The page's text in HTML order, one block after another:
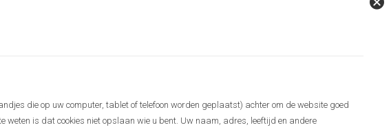
voor
die op uw computer, tablet of telefoon worden geplaatst) achter om de website goed
weten is dat cookies niet opslaan wie u bent. Uw naam, adres, leeftijd en andere